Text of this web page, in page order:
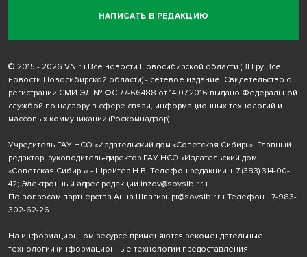
НАПИСАТЬ В РЕДАКЦИЮ
© 2015 - 2026 VN.ru Все новости Новосибирской области (ВН.ру Все
новости Новосибирской области) - сетевое издание. Свидетельство о
регистрации СМИ ЭЛ № ФС 77-66488 от 14.07.2016 выдано Федеральной
службой по надзору в сфере связи, информационных технологий и
массовых коммуникаций (Роскомнадзор)
Учредитель ГАУ НСО «Издательский дом «Советская Сибирь». Главный
редактор, руководитель-директор ГАУ НСО «Издательский дом
«Советская Сибирь» - Шрейтер Н.В. Телефон редакции + 7 (383) 314-00-
42; Электронный адрес редакции inzov@sovsibir.ru
По вопросам партнерства Анна Швагирь pr@sovsibir.ru Телефон +7-983-
302-62-26
На информационном ресурсе применяются рекомендательные
технологии (информационные технологии предоставления